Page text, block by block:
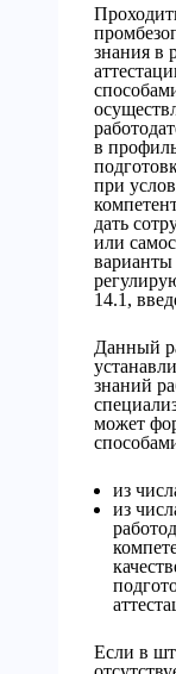
знания в
в
при
дать
или
варианты
14.1,
Данный
знаний
может
из
из
Если в